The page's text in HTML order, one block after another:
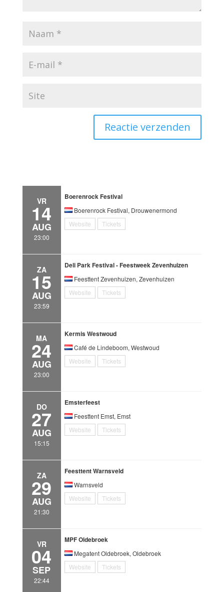
VR
14
AUG
23:00
Boerenrock Festival
Boerenrock Festival, Drouwenermond
Website
Tickets
ZA
15
AUG
23:59
Deli Park Festival - Feestweek Zevenhuizen
Feesttent Zevenhuizen, Zevenhuizen
Website
Tickets
MA
24
AUG
23:00
Kermis Westwoud
Café de Lindeboom, Westwoud
Website
Tickets
DO
27
AUG
15:15
Emsterfeest
Feesttent Emst, Emst
Website
Tickets
ZA
29
AUG
21:30
Feesttent Warnsveld
Warnsveld
Website
Tickets
VR
04
SEP
22:44
MPF Oldebroek
Megatent Oldebroek, Oldebroek
Website
Tickets